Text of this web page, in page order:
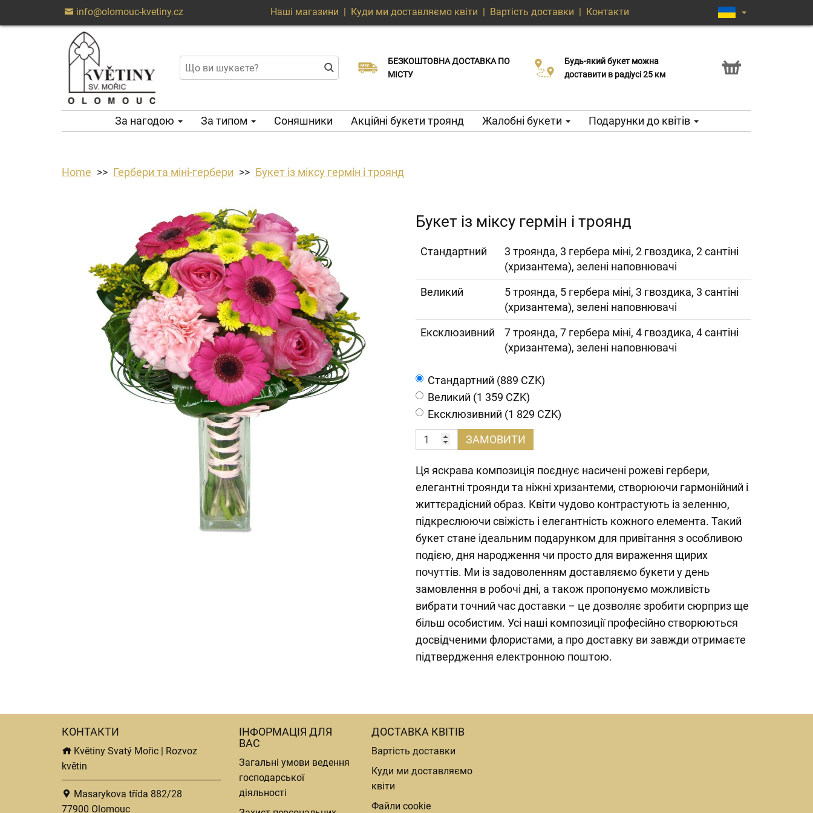
info@olomouc-kvetiny.cz Наші магазини | Куди ми доставляємо квіти | Вартість доставки | Контакти
БЕЗКОШТОВНА ДОСТАВКА ПО
МІСТУ
Доставка в той же день доступна
Виберіть дату доставки
Будь-який букет можна
доставити в радіусі 25 км
Послуга Click & Collect
За нагодою За типом Соняшники Акційні букети троянд Жалобні букети Подарунки до квітів
Home Гербери та міні-гербери Букет із міксу гермін і троянд
Букет із міксу гермін і троянд
Cтандартний
3 троянда, 3 гербера міні, 2 гвоздика, 2 сантіні
(хризантема), зелені наповнювачі
Великий
5 троянда, 5 гербера міні, 3 гвоздика, 3 сантіні
(хризантема), зелені наповнювачі
Ексклюзивний
7 троянда, 7 гербера міні, 4 гвоздика, 4 сантіні
(хризантема), зелені наповнювачі
Cтандартний (889 CZK)
Великий (1 359 CZK)
Ексклюзивний (1 829 CZK)
ЗАМОВИТИ
Ця яскрава композиція поєднує насичені рожеві гербери,
елегантні троянди та ніжні хризантеми, створюючи гармонійний і
життєрадісний образ. Квіти чудово контрастують із зеленню,
підкреслюючи свіжість і елегантність кожного елемента. Такий
букет стане ідеальним подарунком для привітання з особливою
подією, дня народження чи просто для вираження щирих
почуттів. Ми із задоволенням доставляємо букети у день
замовлення в робочі дні, а також пропонуємо можливість
вибрати точний час доставки – це дозволяє зробити сюрприз ще
більш особистим. Усі наші композиції професійно створюються
досвідченими флористами, а про доставку ви завжди отримаєте
підтвердження електронною поштою.
КОНТАКТИ
Květiny Svatý Mořic | Rozvoz
květin
Masarykova třída 882/28
77900 Olomouc
ІНФОРМАЦІЯ ДЛЯ
ВАС
Загальні умови ведення
господарської
діяльності
ДОСТАВКА КВІТІВ
Вартість доставки
Куди ми доставляємо
квіти
Файли cookie